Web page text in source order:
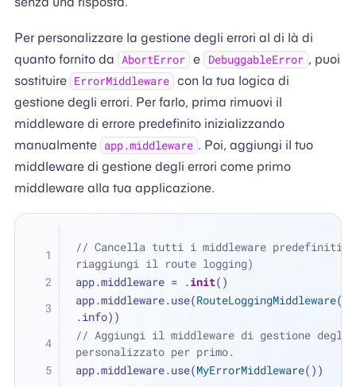
Per personalizzare la gestione degli errori al di là di
quanto fornito da AbortError e DebuggableError , puoi
sostituire ErrorMiddleware con la tua logica di
gestione degli errori. Per farlo, prima rimuovi il
middleware di errore predefinito inizializzando
manualmente app.middleware . Poi, aggiungi il tuo
middleware di gestione degli errori come primo
middleware alla tua applicazione.
// Cancella tutti i middleware predefiniti
riaggiungi il route logging)
app.middleware = .init()
app.middleware.use(RouteLoggingMiddleware
.info))
// Aggiungi il middleware di gestione
personalizzato per primo.
app.middleware.use(MyErrorMiddleware())